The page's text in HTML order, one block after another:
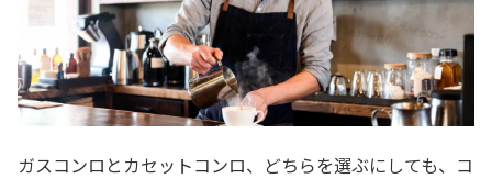
ガスコンロとカセットコンロ、どちらを選ぶにしても、コ